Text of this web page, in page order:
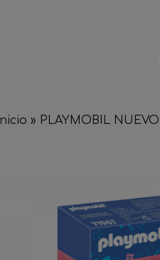
Inicio » PLAYMOBIL NUEVO